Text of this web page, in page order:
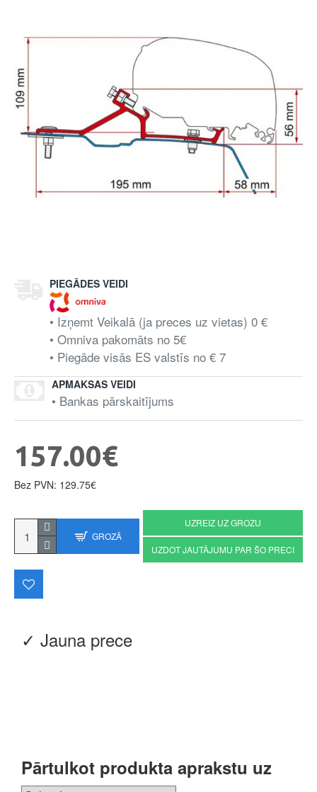
PIEGĀDES VEIDI
• Izņemt Veikalā (ja preces uz vietas) 0 €
• Omniva pakomāts no 5€
• Piegāde visās ES valstīs no € 7
APMAKSAS VEIDI
• Bankas pārskaitījums
✓ Jauna prece
Pārtulkot produkta aprakstu uz
157.00€
Bez PVN: 129.75€
GROZĀ
UZREIZ UZ GROZU
UZDOT JAUTĀJUMU PAR ŠO PRECI